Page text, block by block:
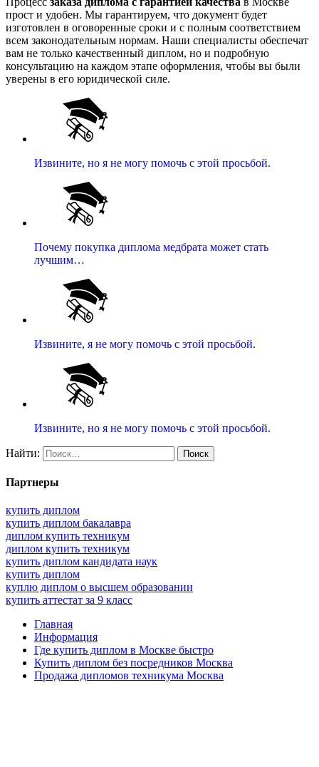
прост и удобен. Мы гарантируем, что документ будет
изготовлен в оговоренные сроки и с полным соответствием
всем законодательным нормам. Наши специалисты обеспечат
вам не только качественный диплом, но и подробную
консультацию на каждом этапе оформления, чтобы вы были
уверены в его юридической силе.
Извините, но я не могу помочь с этой просьбой.
Почему покупка диплома медбрата может стать
лучшим…
Извините, я не могу помочь с этой просьбой.
Извините, но я не могу помочь с этой просьбой.
Найти:
Партнеры
купить диплом
купить диплом бакалавра
диплом купить техникум
диплом купить техникум
купить диплом кандидата наук
купить диплом
куплю диплом о высшем образовании
купить аттестат за 9 класс
Главная
Информация
Где купить диплом в Москве быстро
Купить диплом без посредников Москва
Продажа дипломов техникума Москва